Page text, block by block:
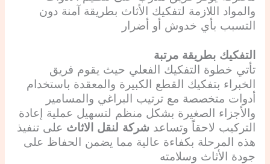
والمواد اللازمة لتفكيك الأثاث بطريقة آمنة دون
التسبب بأي خدوش أو أضرار
التفكيك بطريقة مرتبة
تأتي خطوة التفكيك الفعلي حيث يقوم فريق
الخبراء بتفكيك القطع الكبيرة والمعقدة باستخدام
أدوات متخصصة مع ترتيب البراغي والمسامير
والأجزاء الصغيرة بشكل منظم لتسهيل عملية إعادة
التركيب لاحقاً وتساعد شركة لنقل الاثاث على تنفيذ
هذه المرحلة بكفاءة عالية مما يضمن الحفاظ على
جودة الأثاث وسلامته